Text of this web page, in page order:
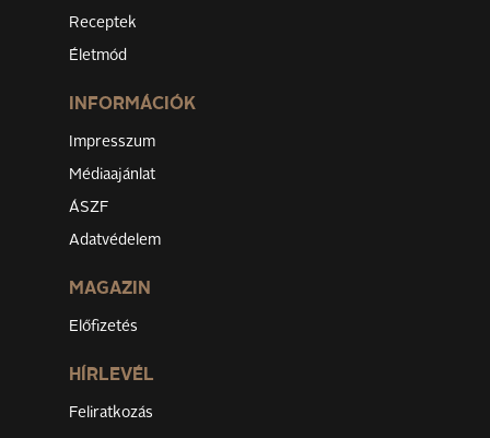
Receptek
Életmód
INFORMÁCIÓK
Impresszum
Médiaajánlat
ÁSZF
Adatvédelem
MAGAZIN
Előfizetés
HÍRLEVÉL
Feliratkozás